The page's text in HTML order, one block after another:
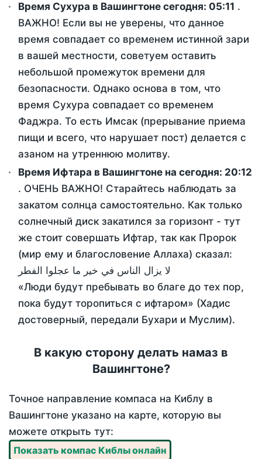
Время Сухура в Вашингтоне сегодня: 05:11 .
ВАЖНО! Если вы не уверены, что данное
время совпадает со временем истинной зари
в вашей местности, советуем оставить
небольшой промежуток времени для
безопасности. Однако основа в том, что
время Сухура совпадает со временем
Фаджра. То есть Имсак (прерывание приема
пищи и всего, что нарушает пост) делается с
азаном на утреннюю молитву.
Время Ифтара в Вашингтоне на сегодня: 20:12
. ОЧЕНЬ ВАЖНО! Старайтесь наблюдать за
закатом солнца самостоятельно. Как только
солнечный диск закатился за горизонт - тут
же стоит совершать Ифтар, так как Пророк
(мир ему и благословение Аллаха) сказал:
لا يزال الناس في خير ما عجلوا الفطر
«Люди будут пребывать во благе до тех пор,
пока будут торопиться с ифтаром» (Хадис
достоверный, передали Бухари и Муслим).
В какую сторону делать намаз в
Вашингтоне?
Точное направление компаса на Киблу в
Вашингтоне указано на карте, которую вы
можете открыть тут:
Показать компас Киблы онлайн